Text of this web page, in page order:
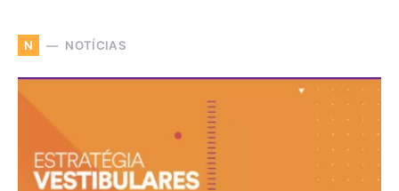
N NOTÍCIAS